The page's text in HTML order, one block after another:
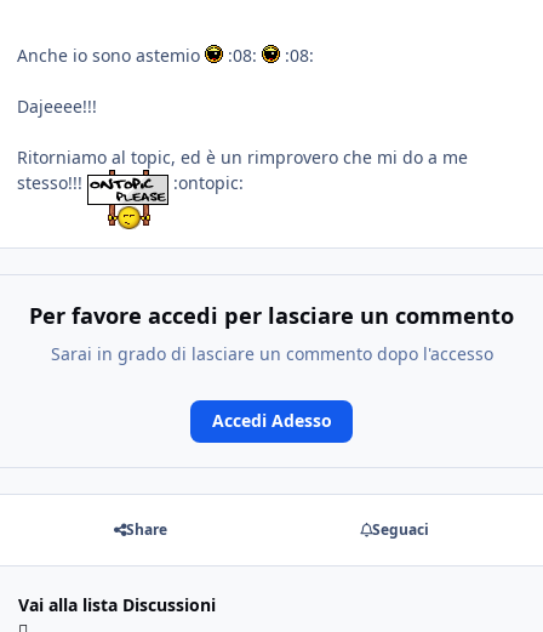
Anche io sono astemio :08: :08:
Dajeeee!!!
Ritorniamo al topic, ed è un rimprovero che mi do a me
stesso!!!
:ontopic:
Per favore accedi per lasciare un commento
Sarai in grado di lasciare un commento dopo l'accesso
Accedi Adesso
Share Seguaci
Vai alla lista Discussioni